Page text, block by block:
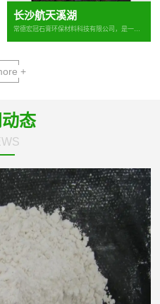
长沙航天溪湖
常德宏冠石膏环保材料科技有限公司，是一家集研发、生产销售...
+
态